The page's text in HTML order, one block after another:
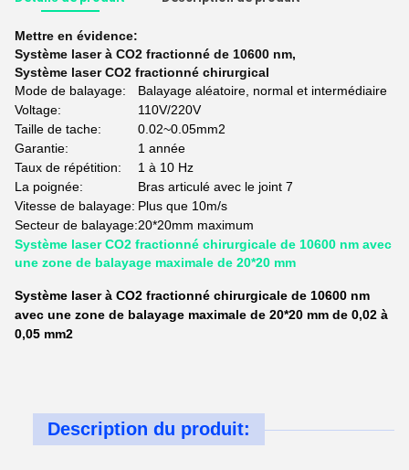
Mettre en évidence:
Système laser à CO2 fractionné de 10600 nm,
Système laser CO2 fractionné chirurgical
Mode de balayage:
Balayage aléatoire, normal et intermédiaire
Voltage:
110V/220V
Taille de tache:
0.02~0.05mm2
Garantie:
1 année
Taux de répétition:
1 à 10 Hz
La poignée:
Bras articulé avec le joint 7
Vitesse de balayage: Plus que 10m/s
Secteur de balayage:20*20mm maximum
Système laser CO2 fractionné chirurgicale de 10600 nm avec
une zone de balayage maximale de 20*20 mm
Système laser à CO2 fractionné chirurgicale de 10600 nm
avec une zone de balayage maximale de 20*20 mm de 0,02 à
0,05 mm2
Description du produit: